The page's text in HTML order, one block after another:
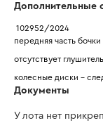
Дополнительные
102952/2024
передняя часть
отсутствует
колесные диски -
Документы
У лота нет